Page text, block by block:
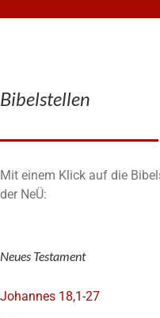
Bibelstellen
Mit einem Klick auf die
der NeÜ:
Neues Testament
Johannes 18,1-27